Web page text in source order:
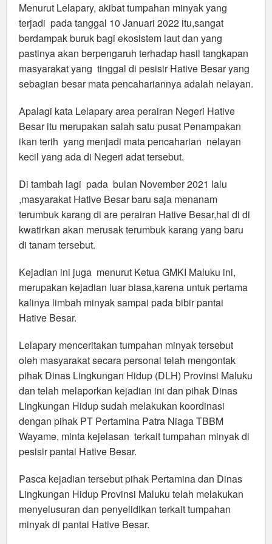
Menurut Lelapary, akibat tumpahan minyak yang
terjadi pada tanggal 10 Januari 2022 itu,sangat
berdampak buruk bagi ekosistem laut dan yang
pastinya akan berpengaruh terhadap hasil tangkapan
masyarakat yang tinggal di pesisir Hative Besar yang
sebagian besar mata pencahariannya adalah nelayan.
Apalagi kata Lelapary area perairan Negeri Hative
Besar itu merupakan salah satu pusat Penampakan
ikan terih yang menjadi mata pencaharian nelayan
kecil yang ada di Negeri adat tersebut.
Di tambah lagi pada bulan November 2021 lalu
,masyarakat Hative Besar baru saja menanam
terumbuk karang di are perairan Hative Besar,hal di di
kwatirkan akan merusak terumbuk karang yang baru
di tanam tersebut.
Kejadian ini juga menurut Ketua GMKI Maluku ini,
merupakan kejadian luar biasa,karena untuk pertama
kalinya limbah minyak sampai pada bibir pantai
Hative Besar.
Lelapary menceritakan tumpahan minyak tersebut
oleh masyarakat secara personal telah mengontak
pihak Dinas Lingkungan Hidup (DLH) Provinsi Maluku
dan telah melaporkan kejadian ini dan pihak Dinas
Lingkungan Hidup sudah melakukan koordinasi
dengan pihak PT Pertamina Patra Niaga TBBM
Wayame, minta kejelasan terkait tumpahan minyak di
pesisir pantai Hative Besar.
Pasca kejadian tersebut pihak Pertamina dan Dinas
Lingkungan Hidup Provinsi Maluku telah melakukan
menyelusuran dan penyelidikan terkait tumpahan
minyak di pantai Hative Besar.